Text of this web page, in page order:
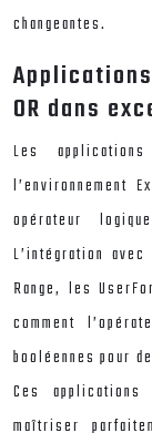
changeantes.
OR dans
Les
l’environnement
opérateur
L’intégration
Range, les
comment
booléennes pour
Ces
maîtriser